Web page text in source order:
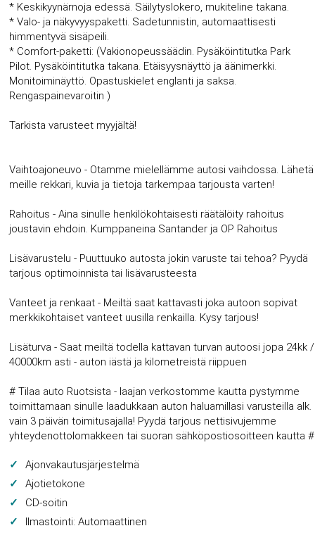
* Keskikyynärnoja edessä. Säilytyslokero, mukiteline takana.
* Valo- ja näkyvyyspaketti. Sadetunnistin, automaattisesti
himmentyvä sisäpeili.
* Comfort-paketti: (Vakionopeussäädin. Pysäköintitutka Park
Pilot. Pysäköintitutka takana. Etäisyysnäyttö ja äänimerkki.
Monitoiminäyttö. Opastuskielet englanti ja saksa.
Rengaspainevaroitin )
Tarkista varusteet myyjältä!
Vaihtoajoneuvo - Otamme mielellämme autosi vaihdossa. Lähetä
meille rekkari, kuvia ja tietoja tarkempaa tarjousta varten!
Rahoitus - Aina sinulle henkilökohtaisesti räätälöity rahoitus
joustavin ehdoin. Kumppaneina Santander ja OP Rahoitus
Lisävarustelu - Puuttuuko autosta jokin varuste tai tehoa? Pyydä
tarjous optimoinnista tai lisävarusteesta
Vanteet ja renkaat - Meiltä saat kattavasti joka autoon sopivat
merkkikohtaiset vanteet uusilla renkailla. Kysy tarjous!
Lisäturva - Saat meiltä todella kattavan turvan autoosi jopa 24kk /
40000km asti - auton iästä ja kilometreistä riippuen
# Tilaa auto Ruotsista - laajan verkostomme kautta pystymme
toimittamaan sinulle laadukkaan auton haluamillasi varusteilla alk.
vain 3 päivän toimitusajalla! Pyydä tarjous nettisivujemme
yhteydenottolomakkeen tai suoran sähköpostiosoitteen kautta #
Ajonvakautusjärjestelmä
Ajotietokone
CD-soitin
Ilmastointi: Automaattinen